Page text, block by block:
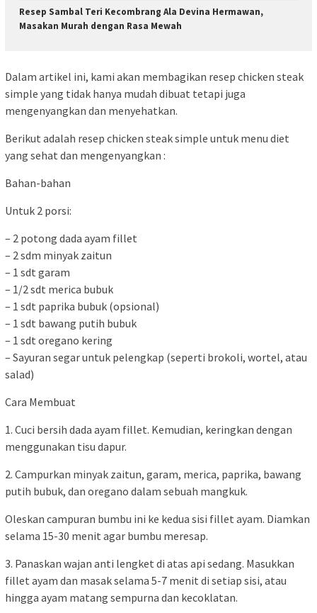
Resep Sambal Teri Kecombrang Ala Devina Hermawan,
Masakan Murah dengan Rasa Mewah
Dalam artikel ini, kami akan membagikan resep chicken steak
simple yang tidak hanya mudah dibuat tetapi juga
mengenyangkan dan menyehatkan.
Berikut adalah resep chicken steak simple untuk menu diet
yang sehat dan mengenyangkan :
Bahan-bahan
Untuk 2 porsi:
– 2 potong dada ayam fillet
– 2 sdm minyak zaitun
– 1 sdt garam
– 1/2 sdt merica bubuk
– 1 sdt paprika bubuk (opsional)
– 1 sdt bawang putih bubuk
– 1 sdt oregano kering
– Sayuran segar untuk pelengkap (seperti brokoli, wortel, atau
salad)
Cara Membuat
1. Cuci bersih dada ayam fillet. Kemudian, keringkan dengan
menggunakan tisu dapur.
2. Campurkan minyak zaitun, garam, merica, paprika, bawang
putih bubuk, dan oregano dalam sebuah mangkuk.
Oleskan campuran bumbu ini ke kedua sisi fillet ayam. Diamkan
selama 15-30 menit agar bumbu meresap.
3. Panaskan wajan anti lengket di atas api sedang. Masukkan
fillet ayam dan masak selama 5-7 menit di setiap sisi, atau
hingga ayam matang sempurna dan kecoklatan.